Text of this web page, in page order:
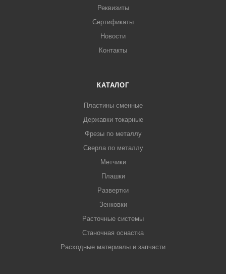
Реквизиты
Сертификаты
Новости
Контакты
КАТАЛОГ
Пластины сменные
Державки токарные
Фрезы по металлу
Сверла по металлу
Метчики
Плашки
Развертки
Зенковки
Расточные системы
Станочная оснастка
Расходные материалы и запчасти